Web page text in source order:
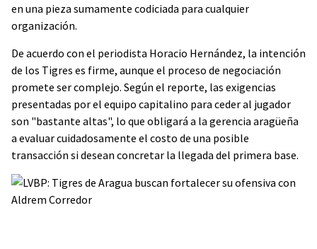
en una pieza sumamente codiciada para cualquier
organización.
De acuerdo con el periodista Horacio Hernández, la intención
de los Tigres es firme, aunque el proceso de negociación
promete ser complejo. Según el reporte, las exigencias
presentadas por el equipo capitalino para ceder al jugador
son "bastante altas", lo que obligará a la gerencia aragüeña
a evaluar cuidadosamente el costo de una posible
transacción si desean concretar la llegada del primera base.